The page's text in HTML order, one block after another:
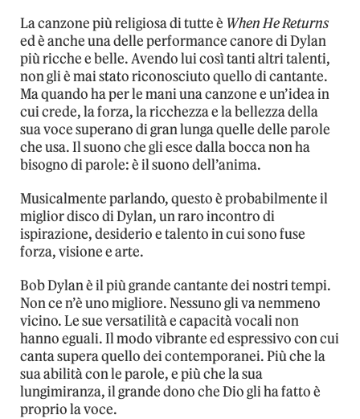
La canzone più religiosa di tutte è When He Returns
ed è anche una delle performance canore di Dylan
più ricche e belle. Avendo lui così tanti altri talenti,
non gli è mai stato riconosciuto quello di cantante.
Ma quando ha per le mani una canzone e un’idea in
cui crede, la forza, la ricchezza e la bellezza della
sua voce superano di gran lunga quelle delle parole
che usa. Il suono che gli esce dalla bocca non ha
bisogno di parole: è il suono dell’anima.
Musicalmente parlando, questo è probabilmente il
miglior disco di Dylan, un raro incontro di
ispirazione, desiderio e talento in cui sono fuse
forza, visione e arte.
Bob Dylan è il più grande cantante dei nostri tempi.
Non ce n’è uno migliore. Nessuno gli va nemmeno
vicino. Le sue versatilità e capacità vocali non
hanno eguali. Il modo vibrante ed espressivo con cui
canta supera quello dei contemporanei. Più che la
sua abilità con le parole, e più che la sua
lungimiranza, il grande dono che Dio gli ha fatto è
proprio la voce.